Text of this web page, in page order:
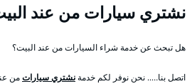
نشتري سيارات من عند
هل تبحث عن خدمة شراء السيارات من عند البيت؟
اتصل بنا….. نحن نوفر لكم خدمةنشتري سياراتمن